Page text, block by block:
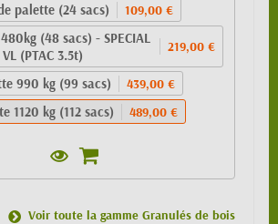
palette (24 sacs) 109,00 €
(48 sacs) - SPECIAL
VL (PTAC 3.5t)
219,00 €
990 kg (99 sacs) 439,00 €
1120 kg (112 sacs) 489,00 €
Voir toute la gamme Granulés de bois